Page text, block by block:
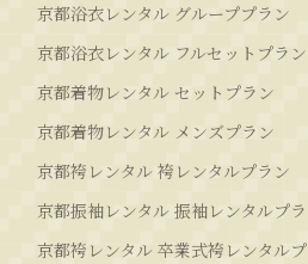
京都浴衣レンタル グループプラン
京都浴衣レンタル フルセットプラン
京都着物レンタル セットプラン
京都着物レンタル メンズプラン
京都袴レンタル 袴レンタルプラン
京都振袖レンタル 振袖レンタルプ
京都袴レンタル 卒業式袴レンタル